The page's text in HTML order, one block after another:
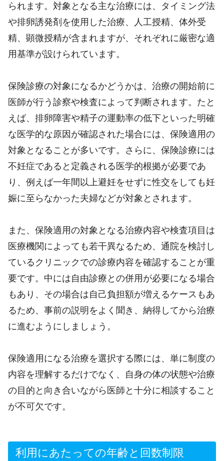
られます。対象となる主な治療には、タイミング法
や排卵誘発剤を使用した治療、人工授精、体外受
精、顕微授精が含まれますが、それぞれに厳密な適
用基準が設けられています。
保険診療の対象になるかどうかは、治療の開始前に
医師が行う診察や検査によって判断されます。たと
えば、排卵障害や精子の運動率の低下といった明確
な医学的な原因が確認された場合には、保険適用の
対象となることが多いです。さらに、保険診療には
不妊症であると定義される医学的根拠が必要であ
り、例えば一年間以上避妊をせずに性交をしても妊
娠に至らなかった夫婦などが対象とされます。
また、保険適用の対象となる治療内容や検査項目は
医療機関によっても若干異なるため、通院を検討し
ているクリニックでの診療内容を確認することが重
要です。中には自由診療との併用が必要になる場合
もあり、その場合は自己負担額が増えるケースもあ
るため、事前の説明をよく聞き、納得してから治療
に進むようにしましょう。
保険適用になる治療を選択する際には、単に制度の
内容を理解するだけでなく、自身の体の状態や治療
の目的と向き合いながら医師と十分に相談すること
が不可欠です。
利用にあたっての年齢と回数制限